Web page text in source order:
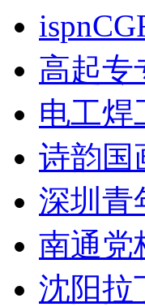
高起专
电工焊
诗韵国
深圳青
南通党
沈阳拉